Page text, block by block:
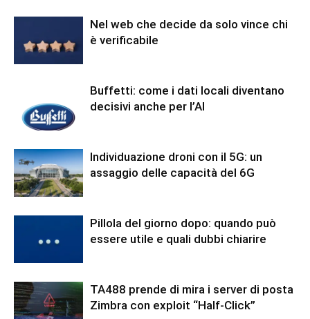
Nel web che decide da solo vince chi
è verificabile
Buffetti: come i dati locali diventano
decisivi anche per l’AI
Individuazione droni con il 5G: un
assaggio delle capacità del 6G
Pillola del giorno dopo: quando può
essere utile e quali dubbi chiarire
TA488 prende di mira i server di posta
Zimbra con exploit “Half-Click”